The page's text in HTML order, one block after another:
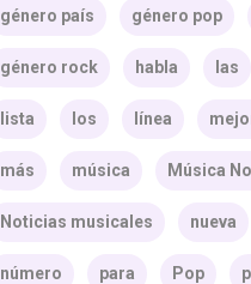
género país género pop
género rock habla las
lista los línea
más música Música
Noticias musicales nueva
número para Pop